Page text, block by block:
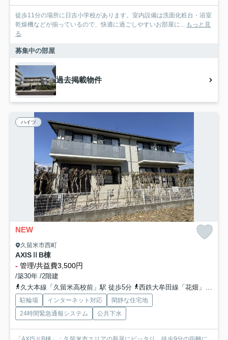
徒歩11分の場所に日吉小学校があります。室内設備は洗面化粧台・浴室
乾燥機などが揃っているので、快適に過ごしやすいお部屋に... もっと見
る
募集中の部屋
過去掲載物件
ハイツ
NEW
久留米市西町
AXISⅡB棟
- 管理/共益費3,500円
/築30年 /2階建
久大本線「久留米高校前」駅 徒歩5分
西鉄大牟田線「花畑」駅 徒歩13分
駐輪場 インターネット対応
閑静な住宅地
24時間緊急通報システム
公共下水